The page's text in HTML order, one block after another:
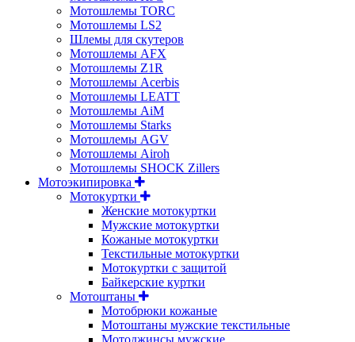
Мотошлемы TORC
Мотошлемы LS2
Шлемы для скутеров
Мотошлемы AFX
Мотошлемы Z1R
Мотошлемы Acerbis
Мотошлемы LEATT
Мотошлемы AiM
Мотошлемы Starks
Мотошлемы AGV
Мотошлемы Airoh
Мотошлемы SHOCK Zillers
Мотоэкипировка
Мотокуртки
Женские мотокуртки
Мужские мотокуртки
Кожаные мотокуртки
Текстильные мотокуртки
Мотокуртки с защитой
Байкерские куртки
Мотоштаны
Мотобрюки кожаные
Мотоштаны мужские текстильные
Мотоджинсы мужские